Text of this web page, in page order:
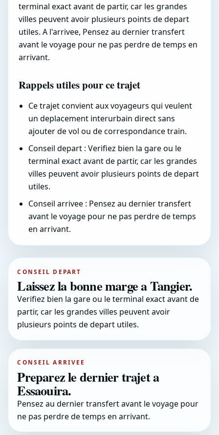
terminal exact avant de partir, car les grandes
villes peuvent avoir plusieurs points de depart
utiles. A l'arrivee, Pensez au dernier transfert
avant le voyage pour ne pas perdre de temps en
arrivant.
Rappels utiles pour ce trajet
Ce trajet convient aux voyageurs qui veulent
un deplacement interurbain direct sans
ajouter de vol ou de correspondance train.
Conseil depart : Verifiez bien la gare ou le
terminal exact avant de partir, car les grandes
villes peuvent avoir plusieurs points de depart
utiles.
Conseil arrivee : Pensez au dernier transfert
avant le voyage pour ne pas perdre de temps
en arrivant.
CONSEIL DEPART
Laissez la bonne marge a Tangier.
Verifiez bien la gare ou le terminal exact avant de
partir, car les grandes villes peuvent avoir
plusieurs points de depart utiles.
CONSEIL ARRIVEE
Preparez le dernier trajet a
Essaouira.
Pensez au dernier transfert avant le voyage pour
ne pas perdre de temps en arrivant.